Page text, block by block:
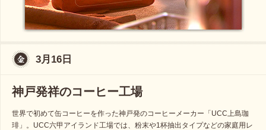
3月16日
神戸発祥のコーヒー工場
世界で初めて缶コーヒーを作った神戸発のコーヒーメーカー「UCC上島珈
琲」。UCC六甲アイランド工場では、粉末や1杯抽出タイプなどの家庭用レ